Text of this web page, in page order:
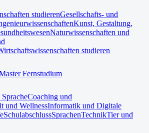
studierenGesellschafts- und
Kunst, Gestaltung,
Naturwissenschaften und
studieren
Fernstudium
Coaching und
und WellnessInformatik und Digitale
SchulabschlussSprachenTechnikTier und